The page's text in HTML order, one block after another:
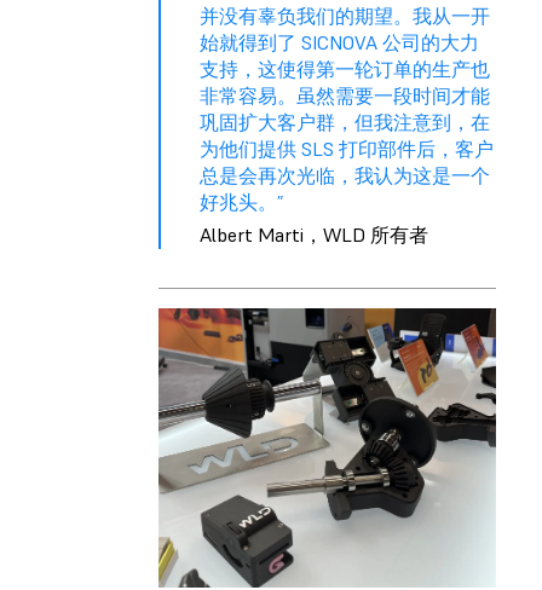
并没有辜负我们的期望。我从一开
始就得到了 SICNOVA 公司的大力
支持，这使得第一轮订单的生产也
非常容易。虽然需要一段时间才能
巩固扩大客户群，但我注意到，在
为他们提供 SLS 打印部件后，客户
总是会再次光临，我认为这是一个
好兆头。”
Albert Marti，WLD 所有者